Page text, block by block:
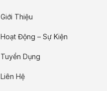
Giới Thiệu
Hoạt Động – Sự Kiện
Tuyển Dụng
Liên Hệ